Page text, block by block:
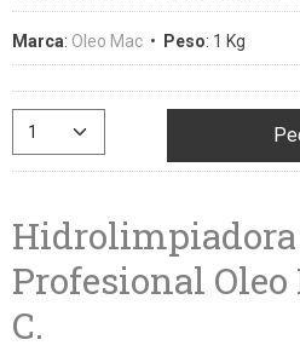
Marca: Oleo Mac • Peso: 1 Kg
Profesional Oleo
C.